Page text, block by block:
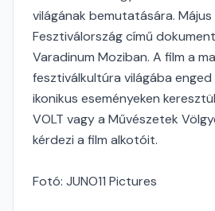
világának bemutatására. Május
Fesztiválország című
Varadinum Moziban. A film a
fesztiválkultúra világába
ikonikus eseményeken
VOLT vagy a Művészetek
kérdezi a film alkotóit.
Fotó: JUNO11 Pictures